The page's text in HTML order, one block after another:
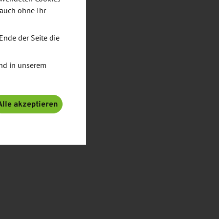
ohne Ihr
der Seite die
in unserem
akzeptieren